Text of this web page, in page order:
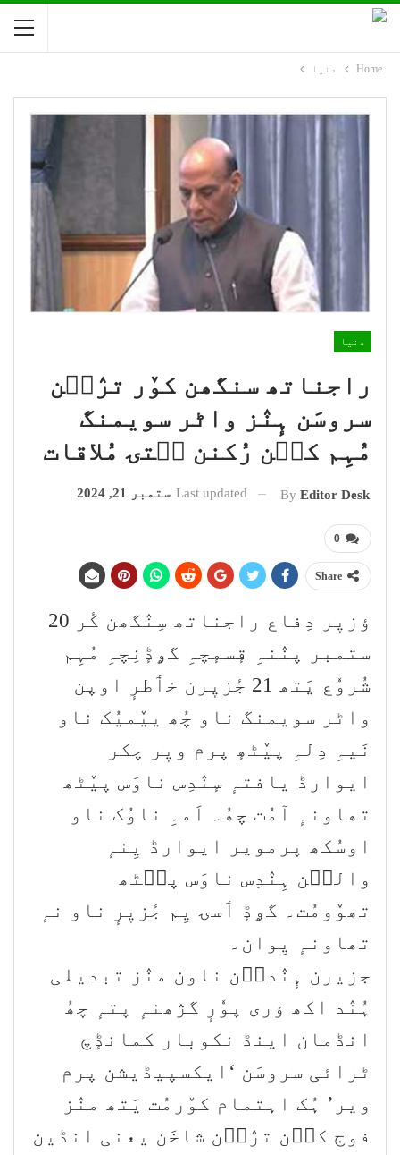
Home دنیا
دنیا
راجناتھ سنگھن کوٚر ترٛٮ۪ن
سروسَن ہٕنٛز واٹر سویمنگ
مُہِم کٮ۪ن رُکنن سۭتۍ مُلاقات
By Editor Desk
Last updated ستمبر 21, 2024
0
Share
ؤزیٖر دِفاع راجناتھ سِنٛگھن کٔر 20
ستمبر پنٛنہِ قٕسمٕچہِ گۄڈٕنِچہِ مُہِم
شُروٗع یَتھ 21 جٔزیٖرن خٲطرٕ اوپن
واٹر سویمنگ ناو چُھ ییٚمیُک ناو
نَیہِ دِلہِ پیٚٹھٕ پرم ویٖر چکر
ایوارڈ یافتہٕ سٕنٛدِس ناوَس پیٚٹھ
تھاونہٕ آمُت چھُ۔ اَمہِ ناوُک ناو
اوسُکھ پرمویر ایوارڈ یِنہٕ
والٮ۪ن ہِنٛدِس ناوَس پٮ۪ٹھ
تھوٚومُت۔ گۄڈٕ ٲسۍ یِم جٔزیٖرٕ ناو نہٕ
تھاونہٕ یِوان۔
جزیرن ہٕنٛدٮ۪ن ناون منٛز تبدیلی
ہُنٛد اکھ ؤری پوٗرٕ گژھنہٕ پتہٕ چھُ
انڈمان اینڈ نکوبار کمانڈٕچ
ٹرائی سروسَن ‘ایکسپیڈیشن پرم
ویر’ ہُک اہتمام کوٚرمُت یَتھ منٛز
فوج کٮ۪ن ترٛٮ۪ن شاخَن یعنی انڈین